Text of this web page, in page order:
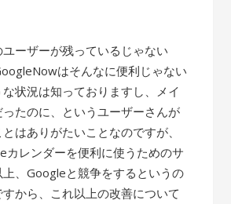
ユーザーが残っているじゃない
はそんなに便利じゃない
状況は知っておりますし、メイ
ったのに、というユーザーさんが
はありがたいことなのですが、
カレンダーを便利に使うためのサ
、Googleと競争をするというの
から、これ以上の改善について